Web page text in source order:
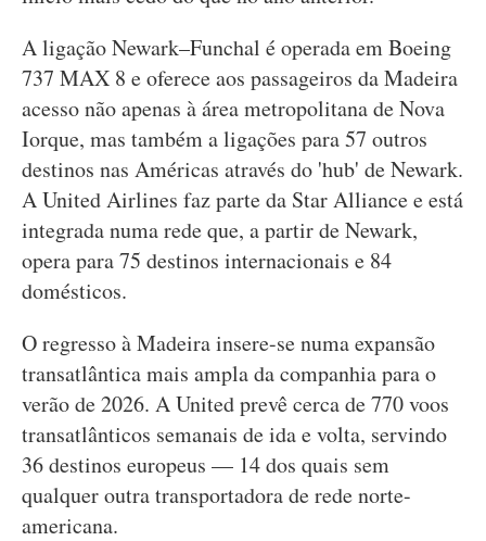
A ligação Newark–Funchal é operada em Boeing
737 MAX 8 e oferece aos passageiros da Madeira
acesso não apenas à área metropolitana de Nova
Iorque, mas também a ligações para 57 outros
destinos nas Américas através do 'hub' de Newark.
A United Airlines faz parte da Star Alliance e está
integrada numa rede que, a partir de Newark,
opera para 75 destinos internacionais e 84
domésticos.
O regresso à Madeira insere-se numa expansão
transatlântica mais ampla da companhia para o
verão de 2026. A United prevê cerca de 770 voos
transatlânticos semanais de ida e volta, servindo
36 destinos europeus — 14 dos quais sem
qualquer outra transportadora de rede norte-
americana.